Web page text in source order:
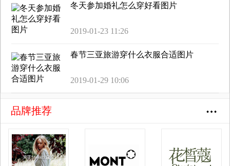
冬天参加婚礼怎么穿好看图片
2019-01-23 11:26
春节三亚旅游穿什么衣服合适图片
2019-01-29 10:06
品牌推荐